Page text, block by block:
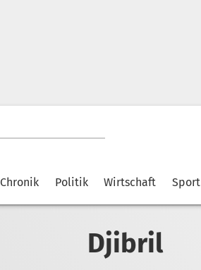
Chronik Politik Wirtschaft Sport
Djibril